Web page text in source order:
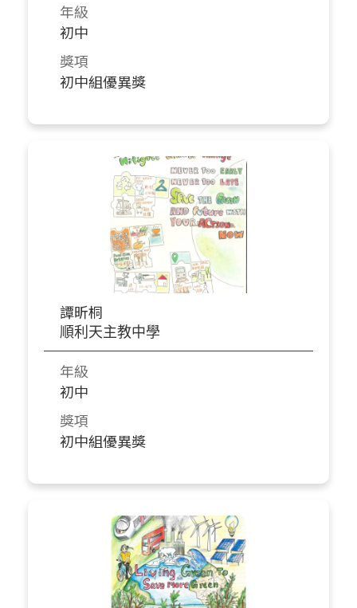
年級
初中
獎項
初中組優異獎
譚昕桐
順利天主教中學
年級
初中
獎項
初中組優異獎